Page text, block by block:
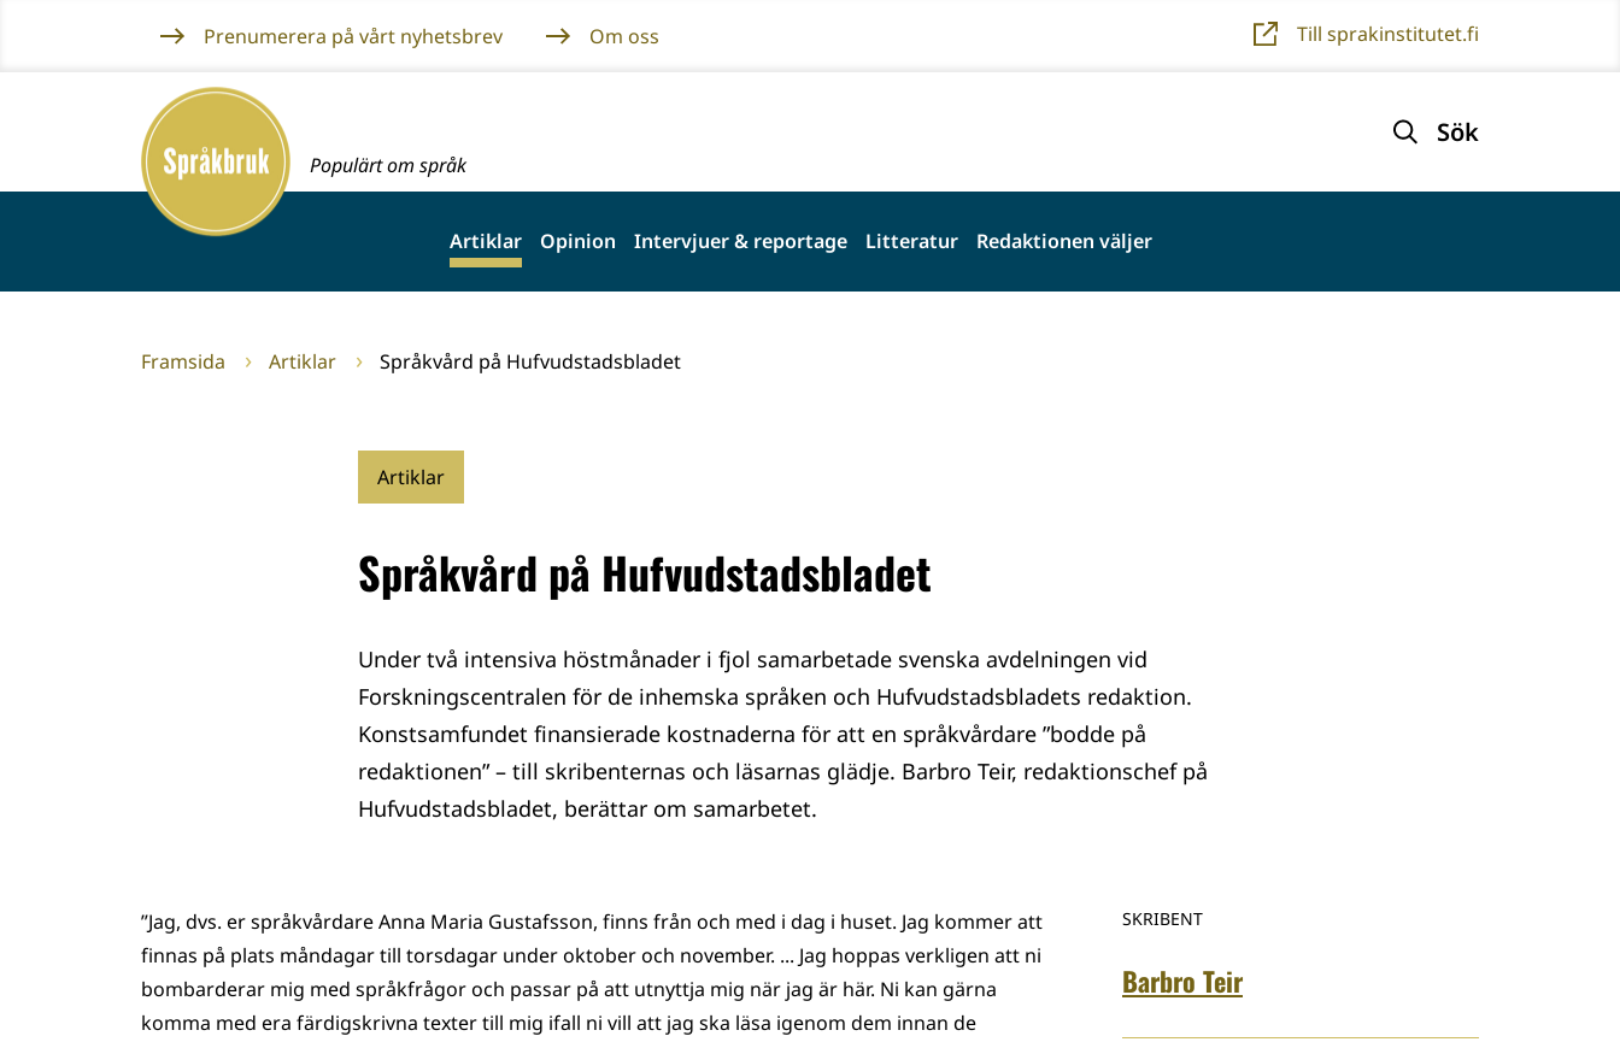
innehållet
Prenumerera på vårt nyhetsbrev Om oss Till sprakinstitutet.fi
Framsida
Populärt om språk
Sök
Artiklar Opinion Intervjuer & reportage Litteratur Redaktionen väljer
Framsida Artiklar Språkvård på Hufvudstadsbladet
Artiklar
Språkvård på Hufvudstadsbladet
Under två intensiva höstmånader i fjol samarbetade svenska avdelningen vid
Forskningscentralen för de inhemska språken och Hufvudstadsbladets redaktion.
Konstsamfundet finansierade kostnaderna för att en språkvårdare ”bodde på
redaktionen” – till skribenternas och läsarnas glädje. Barbro Teir, redaktionschef på
Hufvudstadsbladet, berättar om samarbetet.
SKRIBENT
Barbro Teir
”Jag, dvs. er språkvårdare Anna Maria Gustafsson, finns från och med i dag i huset. Jag kommer att
finnas på plats måndagar till torsdagar under oktober och november. ... Jag hoppas verkligen att ni
bombarderar mig med språkfrågor och passar på att utnyttja mig när jag är här. Ni kan gärna
komma med era färdigskrivna texter till mig ifall ni vill att jag ska läsa igenom dem innan de